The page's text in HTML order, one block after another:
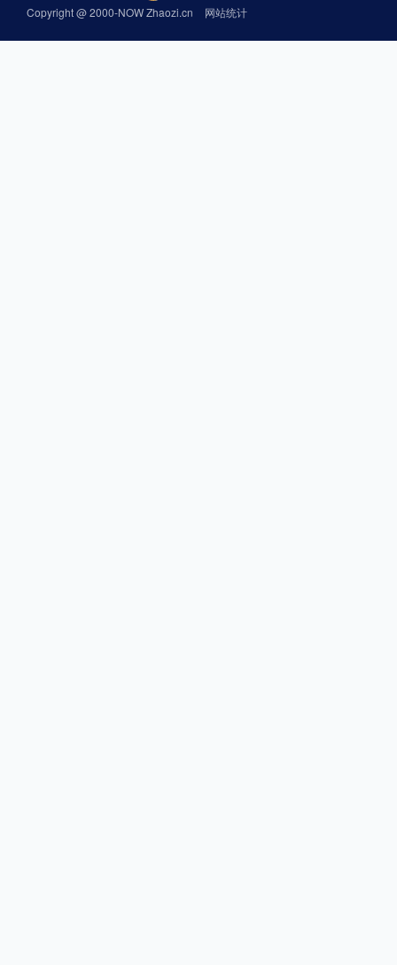
Copyright @ 2000-NOW Zhaozi.cn 网站统计